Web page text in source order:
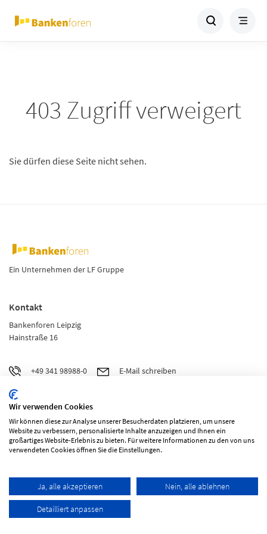
403 Zugriff verweigert
Sie dürfen diese Seite nicht sehen.
Ein Unternehmen der LF Gruppe
Kontakt
Bankenforen Leipzig
Hainstraße 16
+49 341 98988-0 E-Mail schreiben
Über uns
Impressum
Datenschutz
Wir verwenden Cookies
Wir können diese zur Analyse unserer Besucherdaten platzieren, um unsere
Website zu verbessern, personalisierte Inhalte anzuzeigen und Ihnen ein
großartiges Website-Erlebnis zu bieten. Für weitere Informationen zu den von uns
verwendeten Cookies öffnen Sie die Einstellungen.
Ja, alle akzeptieren Nein, alle ablehnen
Detailliert anpassen